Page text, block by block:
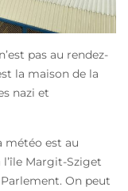
pas au rendez-
la maison de la
nazi et
météo est au
l’île Margit-Sziget
On peut